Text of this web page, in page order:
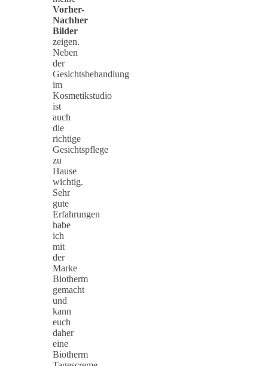
Vorher-
Nachher
Bilder
zeigen.
Neben
der
Gesichtsbehandlung
im
Kosmetikstudio
ist
auch
die
richtige
Gesichtspflege
zu
Hause
wichtig.
Sehr
gute
Erfahrungen
habe
ich
mit
der
Marke
Biotherm
gemacht
und
kann
euch
daher
eine
Biotherm